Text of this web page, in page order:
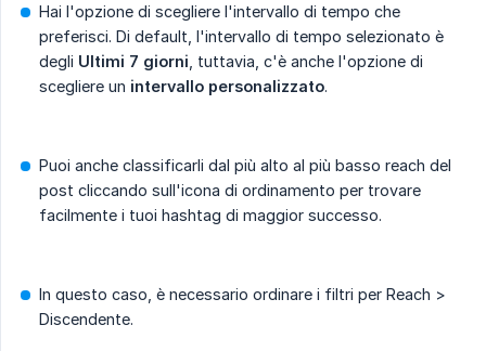
Hai l'opzione di scegliere l'intervallo di tempo che
preferisci. Di default, l'intervallo di tempo selezionato è
degli Ultimi 7 giorni , tuttavia, c'è anche l'opzione di
scegliere un intervallo personalizzato.
Puoi anche classificarli dal più alto al più basso reach del
post cliccando sull'icona di ordinamento per trovare
facilmente i tuoi hashtag di maggior successo.
In questo caso, è necessario ordinare i filtri per Reach >
Discendente.